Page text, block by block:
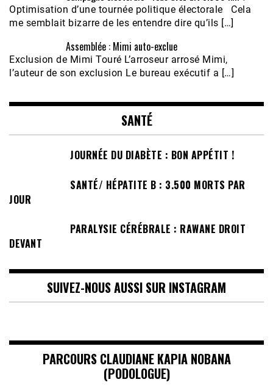
Optimisation d’une tournée politique électorale Cela
me semblait bizarre de les entendre dire qu’ils […]
Assemblée : Mimi auto-exclue
Exclusion de Mimi Touré L’arroseur arrosé Mimi,
l’auteur de son exclusion Le bureau exécutif a […]
SANTÉ
JOURNÉE DU DIABÈTE : BON APPÉTIT !
SANTÉ/ HÉPATITE B : 3.500 MORTS PAR
JOUR
PARALYSIE CÉRÉBRALE : RAWANE DROIT
DEVANT
SUIVEZ-NOUS AUSSI SUR INSTAGRAM
PARCOURS CLAUDIANE KAPIA NOBANA
(PODOLOGUE)